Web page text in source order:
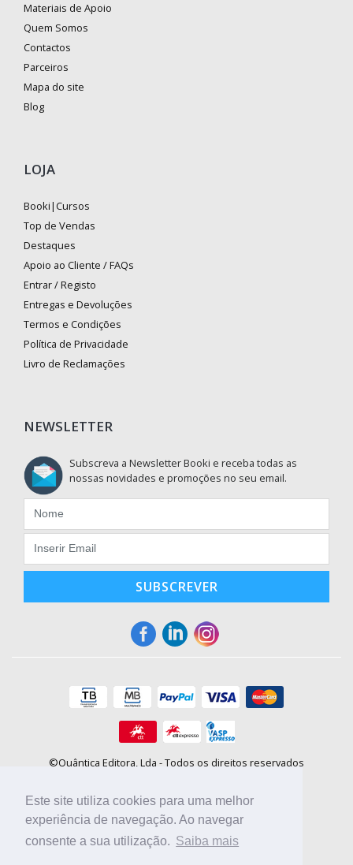
Este site utiliza cookies para uma melhor
experiência de navegação. Ao navegar
consente a sua utilização. Saiba mais
Materiais de Apoio
Quem Somos
Contactos
Parceiros
Mapa do site
Blog
LOJA
Booki|Cursos
Top de Vendas
Destaques
Apoio ao Cliente / FAQs
Entrar / Registo
Entregas e Devoluções
Termos e Condições
Política de Privacidade
Livro de Reclamações
NEWSLETTER
Subscreva a Newsletter Booki e receba todas as
nossas novidades e promoções no seu email.
SUBSCREVER
©Quântica Editora, Lda - Todos os direitos reservados
E-mail: info@booki.pt
Tel.: +351 220 104 872(custo de chamada para a rede fixa